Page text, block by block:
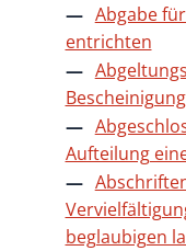
Abgabe
entrichten
Aufteilung
beglaubigen